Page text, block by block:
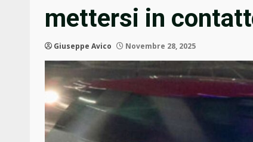
mettersi in
Giuseppe Avico Novembre 28, 2025